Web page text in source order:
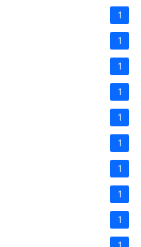
1
1
1
1
1
1
1
1
1